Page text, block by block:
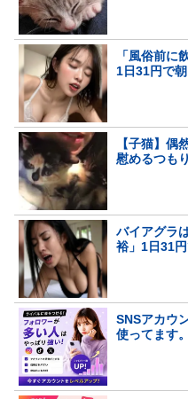
「風俗前に
1日31円で
【子猫】偶
慰めるつも
バイアグラ
裕」1日31
SNSアカウ
使ってます。